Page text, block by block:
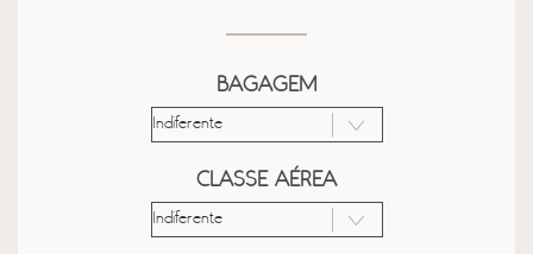
BAGAGEM
CLASSE AÉREA